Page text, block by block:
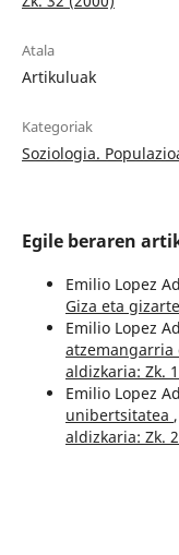
Atala
Artikuluak
Kategoriak
Soziologia.
Egile beraren
Emilio Lopez
Giza eta
Emilio Lopez
atzemangarria
aldizkaria: Zk.
Emilio Lopez
unibertsitatea ,
aldizkaria: Zk.